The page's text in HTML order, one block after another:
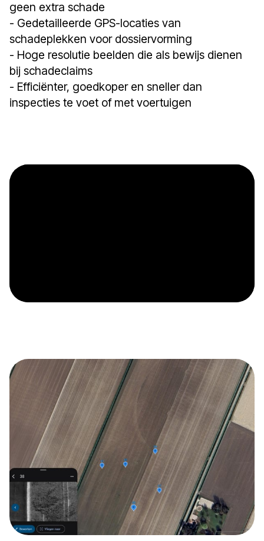
geen extra schade
- Gedetailleerde GPS-locaties van
schadeplekken voor dossiervorming
- Hoge resolutie beelden die als bewijs dienen
bij schadeclaims
- Efficiënter, goedkoper en sneller dan
inspecties te voet of met voertuigen